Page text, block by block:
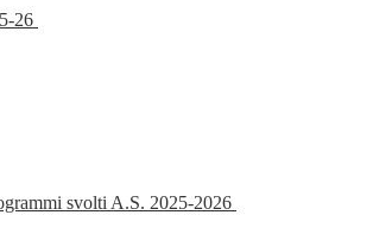
26
svolti A.S. 2025-2026